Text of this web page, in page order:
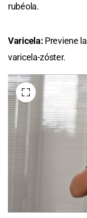
rubéola.
Varicela: Previene
varicela-zóster.